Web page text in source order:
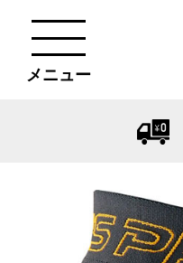
メニュー